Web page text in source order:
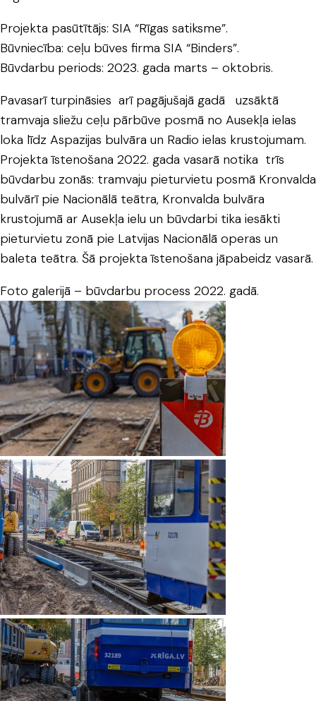
Projekta pasūtītājs: SIA “Rīgas satiksme”.
Būvniecība: ceļu būves firma SIA “Binders”.
Būvdarbu periods: 2023. gada marts – oktobris.
Pavasarī turpināsies arī pagājušajā gadā uzsāktā
tramvaja sliežu ceļu pārbūve posmā no Ausekļa ielas
loka līdz Aspazijas bulvāra un Radio ielas krustojumam.
Projekta īstenošana 2022. gada vasarā notika trīs
būvdarbu zonās: tramvaju pieturvietu posmā Kronvalda
bulvārī pie Nacionālā teātra, Kronvalda bulvāra
krustojumā ar Ausekļa ielu un būvdarbi tika iesākti
pieturvietu zonā pie Latvijas Nacionālā operas un
baleta teātra. Šā projekta īstenošana jāpabeidz vasarā.
Foto galerijā – būvdarbu process 2022. gadā.